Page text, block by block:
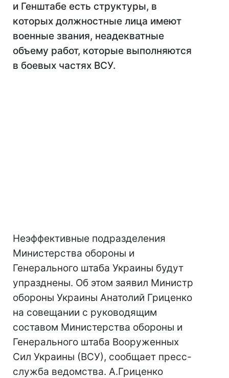
и Генштабе есть структуры, в
которых должностные лица имеют
военные звания, неадекватные
объему работ, которые выполняются
в боевых частях ВСУ.
Неэффективные подразделения
Министерства обороны и
Генерального штаба Украины будут
упразднены. Об этом заявил Министр
обороны Украины Анатолий Гриценко
на совещании с руководящим
составом Министерства обороны и
Генерального штаба Вооруженных
Сил Украины (ВСУ), сообщает пресс-
служба ведомства. А.Гриценко